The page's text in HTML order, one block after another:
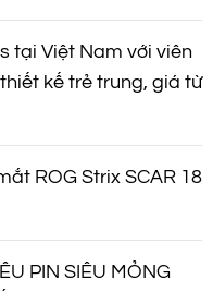
tại Việt Nam với viên
kế trẻ trung, giá từ
ROG Strix SCAR 18
PIN SIÊU MỎNG